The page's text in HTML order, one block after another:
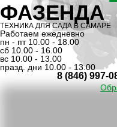
ФАЗЕНДА
ТЕХНИКА ДЛЯ САДА В САМАРЕ
Работаем ежедневно
пн - пт 10.00 - 18.00
сб 10.00 - 16.00
вс 10.00 - 13.00
празд. дни 10.00 - 13.00
8 (846) 997-